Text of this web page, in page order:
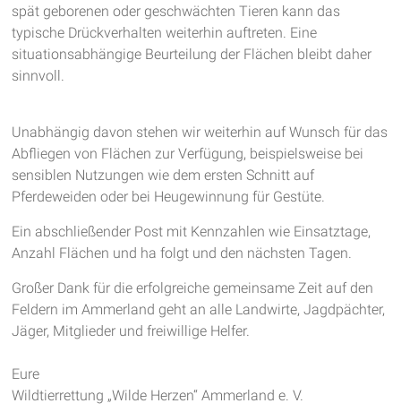
spät geborenen oder geschwächten Tieren kann das
typische Drückverhalten weiterhin auftreten. Eine
situationsabhängige Beurteilung der Flächen bleibt daher
sinnvoll.
Unabhängig davon stehen wir weiterhin auf Wunsch für das
Abfliegen von Flächen zur Verfügung, beispielsweise bei
sensiblen Nutzungen wie dem ersten Schnitt auf
Pferdeweiden oder bei Heugewinnung für Gestüte.
Ein abschließender Post mit Kennzahlen wie Einsatztage,
Anzahl Flächen und ha folgt und den nächsten Tagen.
Großer Dank für die erfolgreiche gemeinsame Zeit auf den
Feldern im Ammerland geht an alle Landwirte, Jagdpächter,
Jäger, Mitglieder und freiwillige Helfer.
Eure
Wildtierrettung „Wilde Herzen“ Ammerland e. V.